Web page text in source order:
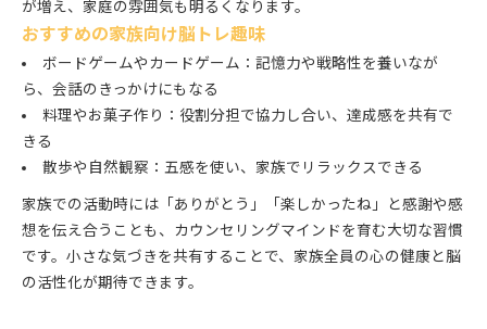
が増え、家庭の雰囲気も明るくなります。
おすすめの家族向け脳トレ趣味
ボードゲームやカードゲーム：記憶力や戦略性を養いなが
ら、会話のきっかけにもなる
料理やお菓子作り：役割分担で協力し合い、達成感を共有で
きる
散歩や自然観察：五感を使い、家族でリラックスできる
家族での活動時には「ありがとう」「楽しかったね」と感謝や感
想を伝え合うことも、カウンセリングマインドを育む大切な習慣
です。小さな気づきを共有することで、家族全員の心の健康と脳
の活性化が期待できます。